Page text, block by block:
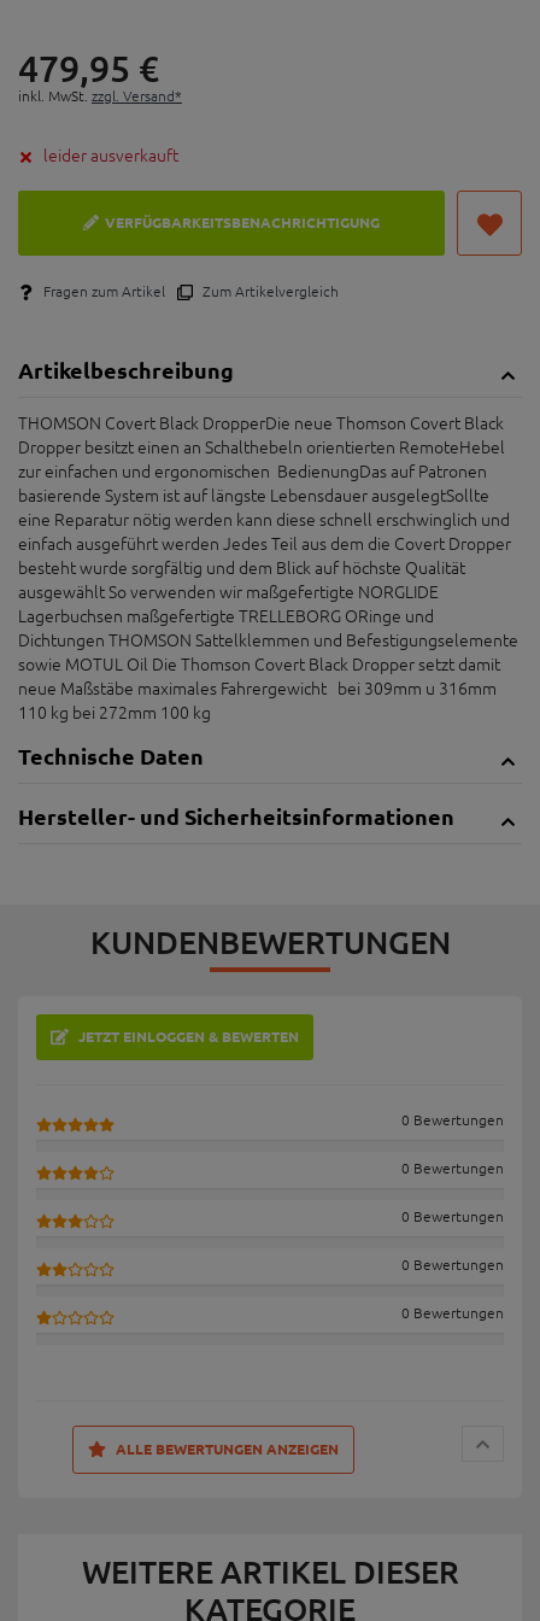
479,95 €
inkl. MwSt. zzgl. Versand*
leider ausverkauft
VERFÜGBARKEITSBENACHRICHTIGUNG
Fragen zum Artikel Zum Artikelvergleich
Artikelbeschreibung
THOMSON Covert Black DropperDie neue Thomson Covert Black
Dropper besitzt einen an Schalthebeln orientierten RemoteHebel
zur einfachen und ergonomischen BedienungDas auf Patronen
basierende System ist auf längste Lebensdauer ausgelegtSollte
eine Reparatur nötig werden kann diese schnell erschwinglich und
einfach ausgeführt werden Jedes Teil aus dem die Covert Dropper
besteht wurde sorgfältig und dem Blick auf höchste Qualität
ausgewählt So verwenden wir maßgefertigte NORGLIDE
Lagerbuchsen maßgefertigte TRELLEBORG ORinge und
Dichtungen THOMSON Sattelklemmen und Befestigungselemente
sowie MOTUL Oil Die Thomson Covert Black Dropper setzt damit
neue Maßstäbe maximales Fahrergewicht bei 309mm u 316mm
110 kg bei 272mm 100 kg
Technische Daten
Hersteller- und Sicherheitsinformationen
KUNDENBEWERTUNGEN
JETZT EINLOGGEN & BEWERTEN
0 Bewertungen
0 Bewertungen
0 Bewertungen
0 Bewertungen
0 Bewertungen
ALLE BEWERTUNGEN ANZEIGEN
WEITERE ARTIKEL DIESER
KATEGORIE